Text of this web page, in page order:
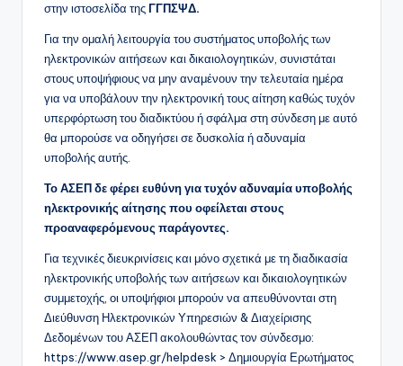
στην ιστοσελίδα τηςΓΓΠΣΨΔ.
Για την ομαλή λειτουργία του συστήματος υποβολής των
ηλεκτρονικών αιτήσεων και δικαιολογητικών, συνιστάται
στους υποψήφιους να μην αναμένουν την τελευταία ημέρα
για να υποβάλουν την ηλεκτρονική τους αίτηση καθώς τυχόν
υπερφόρτωση του διαδικτύου ή σφάλμα στη σύνδεση με αυτό
θα μπορούσε να οδηγήσει σε δυσκολία ή αδυναμία
υποβολής αυτής.
Το ΑΣΕΠ δε φέρει ευθύνη για τυχόν αδυναμία υποβολής
ηλεκτρονικής αίτησης που οφείλεται στους
προαναφερόμενους παράγοντες.
Για τεχνικές διευκρινίσεις και μόνο σχετικά με τη διαδικασία
ηλεκτρονικής υποβολής των αιτήσεων και δικαιολογητικών
συμμετοχής, οι υποψήφιοι μπορούν να απευθύνονται στη
Διεύθυνση Ηλεκτρονικών Υπηρεσιών & Διαχείρισης
Δεδομένων του ΑΣΕΠ ακολουθώντας τον σύνδεσμο:
https://www.asep.gr/helpdesk > Δημιουργία Ερωτήματος